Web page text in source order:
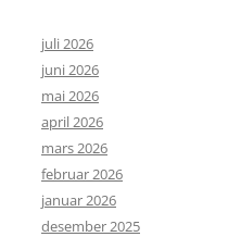
juli 2026
juni 2026
mai 2026
april 2026
mars 2026
februar 2026
januar 2026
desember 2025